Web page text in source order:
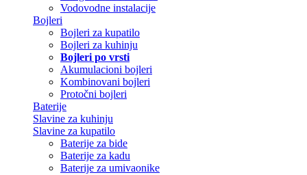
Vodovodne instalacije
Bojleri
Bojleri za kupatilo
Bojleri za kuhinju
Bojleri po vrsti
Akumulacioni bojleri
Kombinovani bojleri
Protočni bojleri
Baterije
Slavine za kuhinju
Slavine za kupatilo
Baterije za bide
Baterije za kadu
Baterije za umivaonike